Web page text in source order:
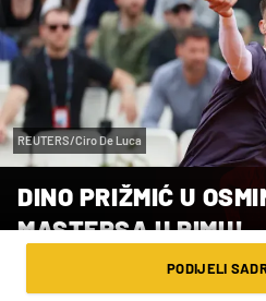
REUTERS/Ciro De Luca
DINO PRIŽMIĆ U
MASTERSA U RIMU!
PODIJELI